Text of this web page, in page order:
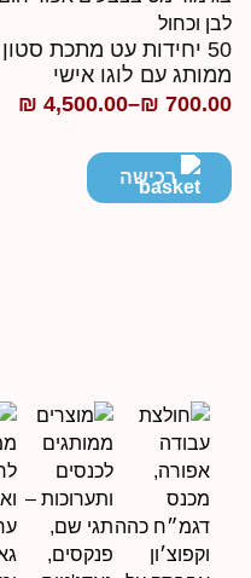
50 יחידות עט מתכת סטון
עם לוגו אישי
₪
–
₪4,500.00
רכישה